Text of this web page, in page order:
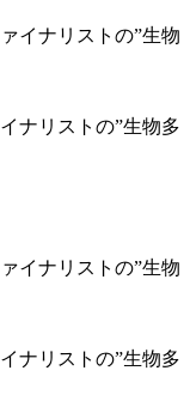
ナリストの”生物多
ナリストの”生物多